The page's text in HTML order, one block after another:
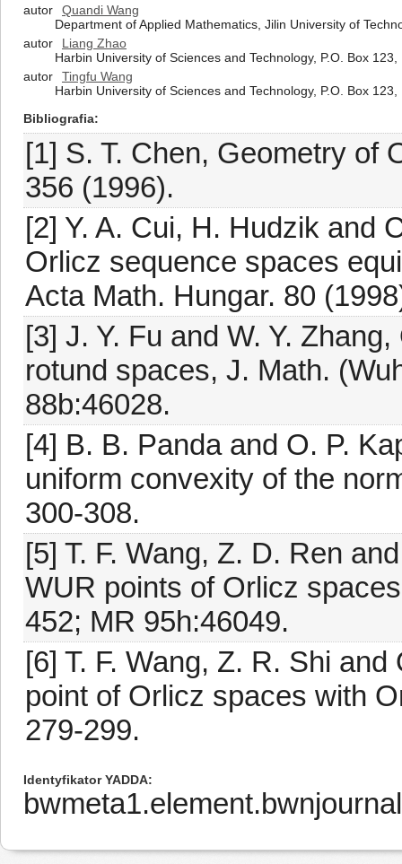
autor
Quandi Wang
Department of Applied Mathematics, Jilin University of
autor
Liang Zhao
Harbin University of Sciences and Technology, P.O. Box
autor
Tingfu Wang
Harbin University of Sciences and Technology, P.O. Box
Bibliografia
[1] S. T. Chen, Geometry of
356 (1996).
[2] Y. A. Cui, H. Hudzik and
Orlicz sequence spaces
Acta Math. Hungar. 80
[3] J. Y. Fu and W. Y.
rotund spaces, J. Math.
88b:46028.
[4] B. B. Panda and O. P.
uniform convexity of the
300-308.
[5] T. F. Wang, Z. D. Ren
WUR points of Orlicz
452; MR 95h:46049.
[6] T. F. Wang, Z. R. Shi
point of Orlicz spaces with
279-299.
Identyfikator YADDA